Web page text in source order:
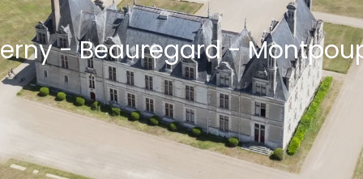
- Beauregard -